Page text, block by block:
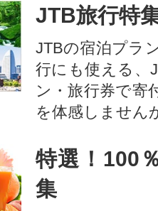
JTB旅行特
JTBの宿泊プラ
行にも使える、
ン・旅行券で寄
を体感しません
特選！100
集